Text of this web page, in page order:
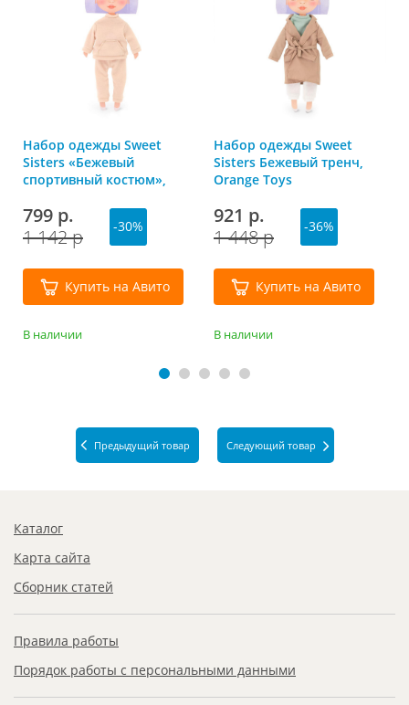
Набор одежды Sweet
Sisters «Бежевый
спортивный костюм»,
799 р.
1 142 р
-30%
Купить на Авито
В наличии
Набор одежды Sweet
Sisters Бежевый тренч,
Orange Toys
921 р.
1 448 р
-36%
Купить на Авито
В наличии
Предыдущий товар Следующий товар
Каталог
Карта сайта
Сборник статей
Правила работы
Порядок работы с персональными данными